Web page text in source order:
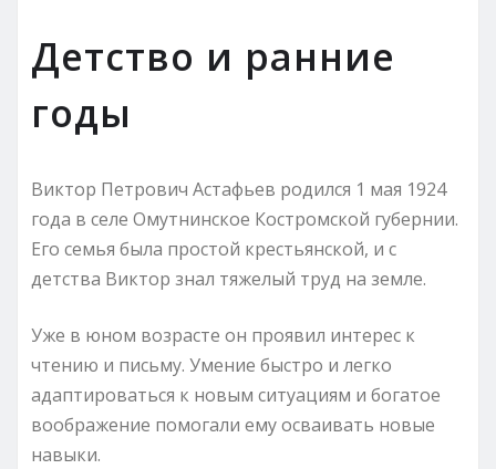
Детство и ранние
годы
Виктор Петрович Астафьев родился 1 мая 1924
года в селе Омутнинское Костромской губернии.
Его семья была простой крестьянской, и с
детства Виктор знал тяжелый труд на земле.
Уже в юном возрасте он проявил интерес к
чтению и письму. Умение быстро и легко
адаптироваться к новым ситуациям и богатое
воображение помогали ему осваивать новые
навыки.